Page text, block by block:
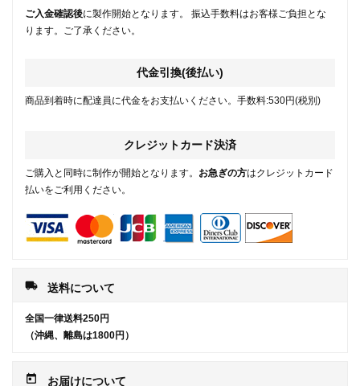
ご入金確認後に製作開始となります。 振込手数料はお客様ご負担とな
ります。ご了承ください。
代金引換(後払い)
商品到着時に配達員に代金をお支払いください。手数料:530円(税別)
クレジットカード決済
ご購入と同時に制作が開始となります。 お急ぎの方はクレジットカード
払いをご利用ください。
local_shipping 送料について
全国一律送料250円
（沖縄、離島は1800円）
today お届けについて